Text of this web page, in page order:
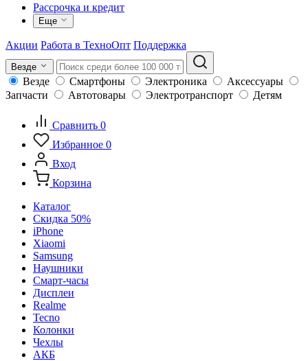
Рассрочка и кредит
Еще
Акции Работа в ТехноОпт Поддержка
Везде
Везде Смартфоны Электроника
Аксессуары
Запчасти
Автотовары Электротранспорт Детям
Сравнить 0
Избранное 0
Вход
Корзина
Каталог
Скидка 50%
iPhone
Xiaomi
Samsung
Наушники
Смарт-часы
Дисплеи
Realme
Tecno
Колонки
Чехлы
АКБ